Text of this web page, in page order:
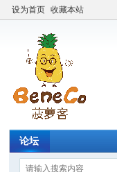
设为首页 收藏本站
论坛